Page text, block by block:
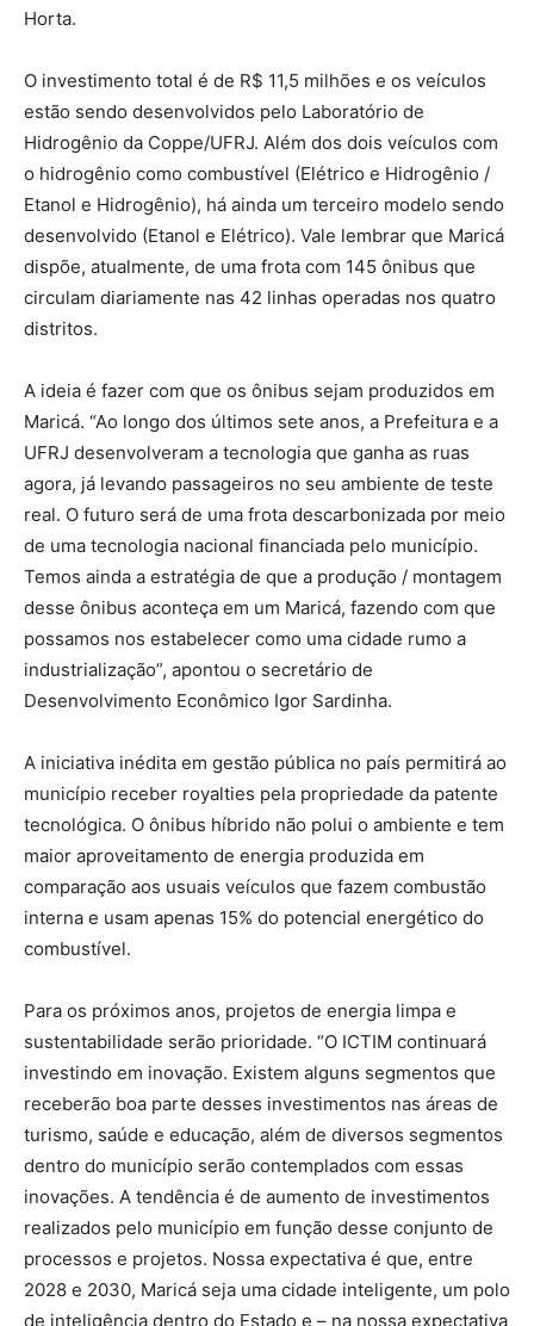
Horta.
O investimento total é de R$ 11,5 milhões e os veículos
estão sendo desenvolvidos pelo Laboratório de
Hidrogênio da Coppe/UFRJ. Além dos dois veículos com
o hidrogênio como combustível (Elétrico e Hidrogênio /
Etanol e Hidrogênio), há ainda um terceiro modelo sendo
desenvolvido (Etanol e Elétrico). Vale lembrar que Maricá
dispõe, atualmente, de uma frota com 145 ônibus que
circulam diariamente nas 42 linhas operadas nos quatro
distritos.
A ideia é fazer com que os ônibus sejam produzidos em
Maricá. “Ao longo dos últimos sete anos, a Prefeitura e a
UFRJ desenvolveram a tecnologia que ganha as ruas
agora, já levando passageiros no seu ambiente de teste
real. O futuro será de uma frota descarbonizada por meio
de uma tecnologia nacional financiada pelo município.
Temos ainda a estratégia de que a produção / montagem
desse ônibus aconteça em um Maricá, fazendo com que
possamos nos estabelecer como uma cidade rumo a
industrialização”, apontou o secretário de
Desenvolvimento Econômico Igor Sardinha.
A iniciativa inédita em gestão pública no país permitirá ao
município receber royalties pela propriedade da patente
tecnológica. O ônibus híbrido não polui o ambiente e tem
maior aproveitamento de energia produzida em
comparação aos usuais veículos que fazem combustão
interna e usam apenas 15% do potencial energético do
combustível.
Para os próximos anos, projetos de energia limpa e
sustentabilidade serão prioridade. “O ICTIM continuará
investindo em inovação. Existem alguns segmentos que
receberão boa parte desses investimentos nas áreas de
turismo, saúde e educação, além de diversos segmentos
dentro do município serão contemplados com essas
inovações. A tendência é de aumento de investimentos
realizados pelo município em função desse conjunto de
processos e projetos. Nossa expectativa é que, entre
2028 e 2030, Maricá seja uma cidade inteligente, um polo
de inteligência dentro do Estado e – na nossa expectativa